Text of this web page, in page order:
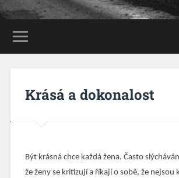
Krásá a dokonalost
Být krásná chce každá žena. Často
že ženy se kritizují a říkají o sobě, že nejsou